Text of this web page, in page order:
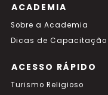
ACADEMIA
Sobre a Academia
Dicas de Capacitação
ACESSO RÁPIDO
Turismo Religioso